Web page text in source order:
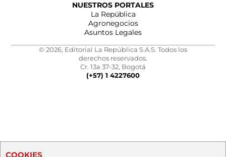
NUESTROS PORTALES
La República
Agronegocios
Asuntos Legales
© 2026, Editorial La República S.A.S. Todos los
derechos reservados.
Cr. 13a 37-32, Bogotá
(+57) 1 4227600
COOKIES